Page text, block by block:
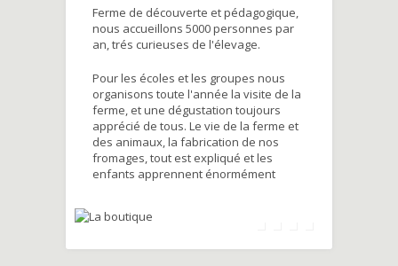
Ferme de découverte et pédagogique,
nous accueillons 5000 personnes par
an, trés curieuses de l'élevage.
Pour les écoles et les groupes nous
organisons toute l'année la visite de la
ferme, et une dégustation toujours
apprécié de tous. Le vie de la ferme et
des animaux, la fabrication de nos
fromages, tout est expliqué et les
enfants apprennent énormément